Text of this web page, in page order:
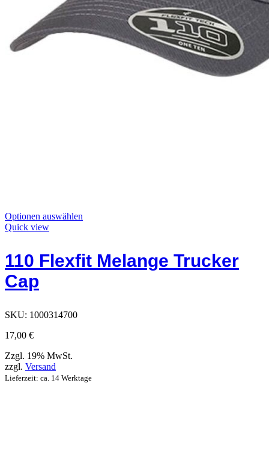
Optionen auswählen
die
auf
Quick view
110 Flexfit Melange Trucker
Cap
SKU: 1000314700
17,00 €
Zzgl. 19% MwSt.
zzgl. Versand
Lieferzeit: ca. 14 Werktage